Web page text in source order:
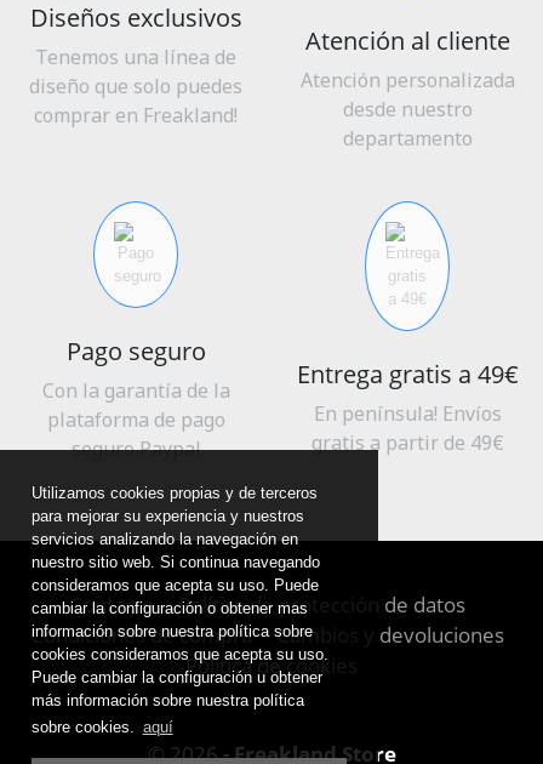
Utilizamos cookies propias y de terceros
para mejorar su experiencia y nuestros
servicios analizando la navegación en
nuestro sitio web. Si continua navegando
consideramos que acepta su uso. Puede
cambiar la configuración o obtener mas
información sobre nuestra política sobre
cookies consideramos que acepta su uso.
Puede cambiar la configuración u obtener
más información sobre nuestra política
sobre cookies. aquí
Diseños exclusivos
Tenemos una línea de
diseño que solo puedes
comprar en Freakland!
Atención al cliente
Atención personalizada
desde nuestro
departamento
Pago seguro
Con la garantía de la
plataforma de pago
seguro Paypal
Entrega gratis a 49€
En península! Envíos
gratis a partir de 49€
Contacto
Política de protección de datos
Condiciones de compra
Cambios y devoluciones
Política de cookies
© 2026- Freakland Store